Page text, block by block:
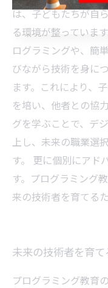
は、子どもたちが自
る環境が整っていま
ログラミングや、簡
びながら技術を身に
ます。これにより、
を培い、他者との協
グを学ぶことで、デ
上し、未来の職業選
す。 更に個別にアド
す。プログラミング
来の技術者を育てる
未来の技術者を育
プログラミング教育